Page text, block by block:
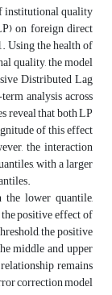
institutional quality
on foreign direct
Using the health of
quality, the model
Distributed Lag
analysis across
reveal that both LP
of this effect
the interaction
with a larger
lower quantile,
positive effect of
the positive
middle and upper
remains
correction model